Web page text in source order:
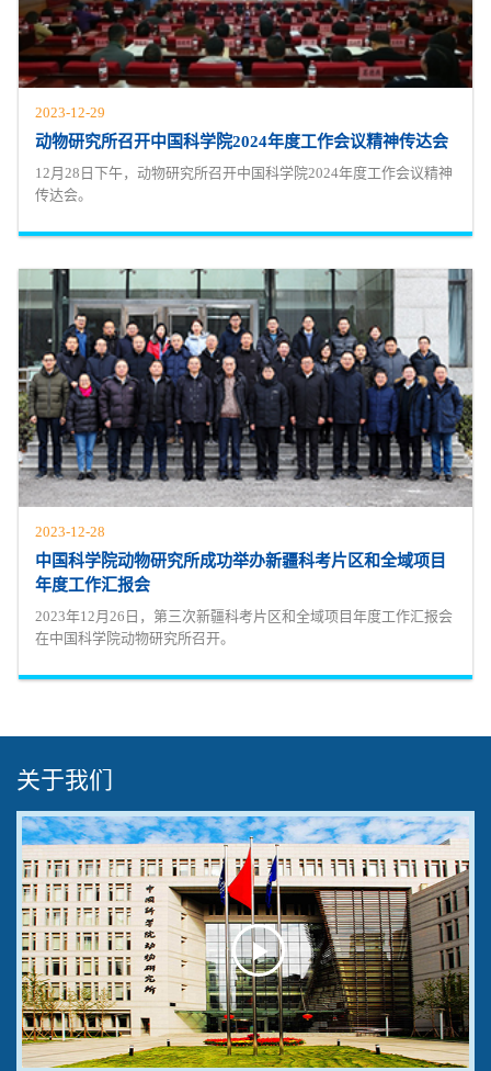
2023-12-29
动物研究所召开中国科学院2024年度工作会议精神传达会
12月28日下午，动物研究所召开中国科学院2024年度工作会议精神
传达会。
2023-12-28
中国科学院动物研究所成功举办新疆科考片区和全域项目
年度工作汇报会
2023年12月26日，第三次新疆科考片区和全域项目年度工作汇报会
在中国科学院动物研究所召开。
关于我们
Play
Video